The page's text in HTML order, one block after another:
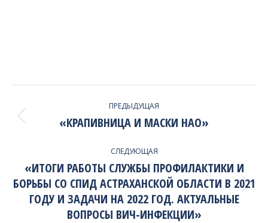
NAVIGATION
ПРЕДЫДУЩАЯ
Previous
«КРАПИВНИЦА И МАСКИ НАО»
СЛЕДУЮЩАЯ
Next
project:
«ИТОГИ РАБОТЫ СЛУЖБЫ ПРОФИЛАКТИКИ И
БОРЬБЫ СО СПИД АСТРАХАНСКОЙ ОБЛАСТИ В 2021
ГОДУ И ЗАДАЧИ НА 2022 ГОД. АКТУАЛЬНЫЕ
ВОПРОСЫ ВИЧ-ИНФЕКЦИИ»